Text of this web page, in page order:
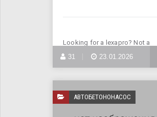
Looking for a lexapro? Not a
problem! Visit the website
31 23.01.2026
АВТОБЕТОНОНАСОС